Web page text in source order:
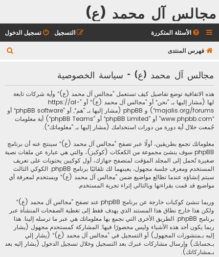
مجالس آل محمد (ع)
الأسئلة المتكررة تسجيل الدخول التسجيل
فهرس المنتدى
مجالس آل محمد (ع) - سياسة الخصوصية
هذه الاتفاقية توضع تفاصيل كيف تستعمل ”مجالس آل محمد (ع)“ وأية شركات تابعة
لها (مشار إليها بـ ”نحن“ أو ”مجالس آل محمد (ع)“ أو ”https://al-
majalis.org/forums“) و phpBB (مشار إليها بـ ”هم“, أو ”phpBB software“ أو
“www.phpbb.com” أو ”phpBB Limited“ أو ”phpBB Teams“) أية معلومات
جُمعت خلال أية دورة من دورات استخدامك (مشار إليها بـ ”معلوماتك“).
معلوماتك تجمع بطريقين، أولًا عبر تصفح ”مجالس آل محمد (ع)“ سينتج عنه أن برنامج
phpBB سوف ينشئ مجموعة من الكعكات (كوكيز)، والتي هي عبارة عن ملفات نصية
صغيرة تُحمل إلى المجلد المؤقت لمتصفح جهازك، أول كوكيين يحتويات على تعريف
المستخدم ومعرف جلسة مجهول، يعينهما لك تلقائيًا برنامج phpBB. الكوكي الثالث
سيتم إنشاؤه عندما تطالع مواضيع ضمن ”مجالس آل محمد (ع)“ ويستخدم لمعرفة أي
مواضيع قد قمت بقراءتها وبالتالي إثراء تجربة المستخدم.
وربما ننشئ كوكيات خارجة عن برنامج phpBB عند تصفح ”مجالس آل محمد (ع)“
ولكن هذا خارج نطاق هذا المستند الذي يهدف فقط إلى تغطية الصفحات المنشأة عبر
برنامج phpBB. الطريق الأخرى التي نجمع بها معلوماتك هي عبر ما ترسله إلينا. هذا
ربما يكون أحد هذه الأشياء وليس محصورًا فيها: المشاركة كمستحدم مجهول (يشار
إليه بـمنشورات المجهول) أو التسجيل في ”مجالس آل محمد (ع)“ (يشار إلي
بـحسابك) وإرسال مشاركات عبرك بعد التسجيل وخلال تسجيل الدخول (يشار إليه بعد
بـمشاركاتك).